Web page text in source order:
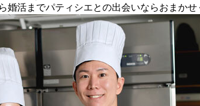
婚活までパティシエとの出会いならおまかせ